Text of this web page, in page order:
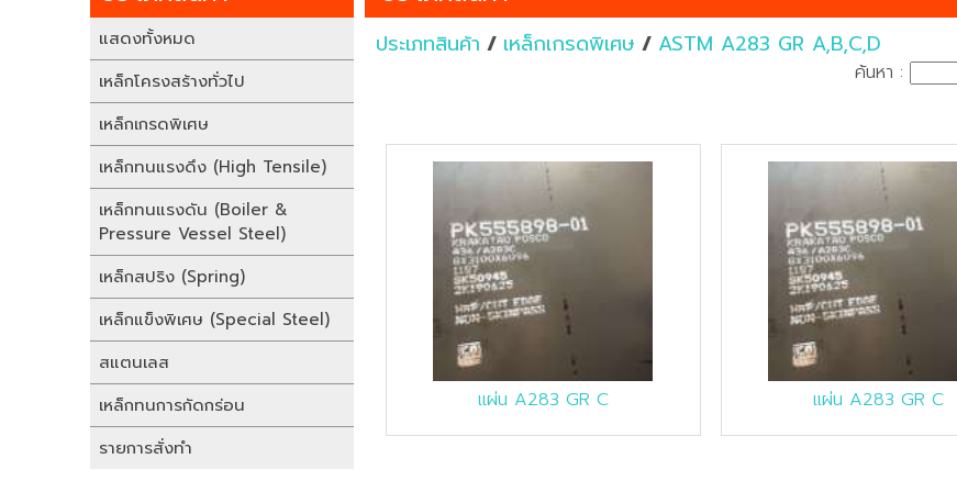
แสดงทั้งหมด
เหล็กโครงสร้างทั่วไป
เหล็กเกรดพิเศษ
เหล็กทนแรงดึง (High Tensile)
เหล็กทนแรงดัน (Boiler &
Pressure Vessel Steel)
เหล็กสปริง (Spring)
เหล็กแข็งพิเศษ (Special Steel)
สแตนเลส
เหล็กทนการกัดกร่อน
รายการสั่งทำ
ประเภทสินค้า / เหล็กเกรดพิเศษ / ASTM A283 GR A,B,C,D
ค้นหา :
แผ่น A283 GR C แผ่น A283 GR C